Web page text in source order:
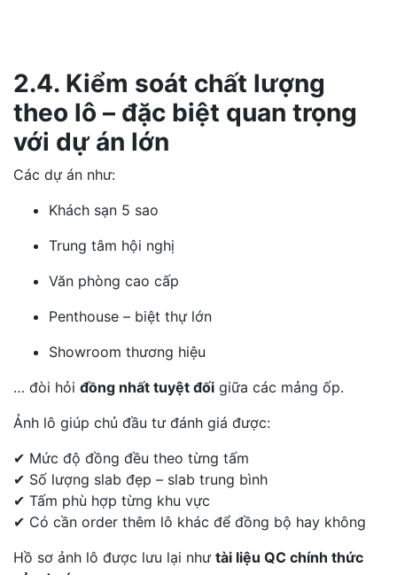
2.4. Kiểm soát chất lượng
theo lô – đặc biệt quan trọng
với dự án lớn
Các dự án như:
Khách sạn 5 sao
Trung tâm hội nghị
Văn phòng cao cấp
Penthouse – biệt thự lớn
Showroom thương hiệu
… đòi hỏi đồng nhất tuyệt đối giữa các mảng ốp.
Ảnh lô giúp chủ đầu tư đánh giá được:
✔ Mức độ đồng đều theo từng tấm
✔ Số lượng slab đẹp – slab trung bình
✔ Tấm phù hợp từng khu vực
✔ Có cần order thêm lô khác để đồng bộ hay không
Hồ sơ ảnh lô được lưu lại như tài liệu QC chính thức